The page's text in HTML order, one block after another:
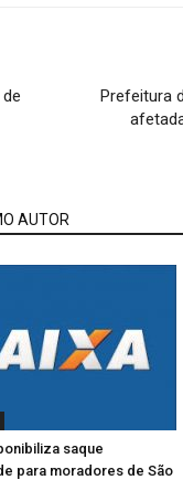
Prefeitura
AUTOR
saque
para moradores de São